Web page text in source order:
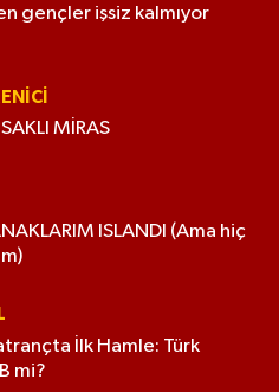
gençler işsiz kalmıyor
MİRAS
ISLANDI (Ama hiç
İlk Hamle: Türk
mi?